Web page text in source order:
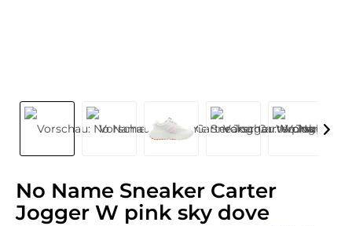
No Name Sneaker Carter
Jogger W pink sky dove